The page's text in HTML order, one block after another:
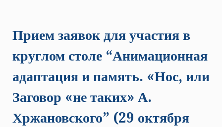
Прием заявок для участия в
круглом столе “Анимационная
адаптация и память. «Нос, или
Заговор «не таких» А.
Хржановского” (29 октября